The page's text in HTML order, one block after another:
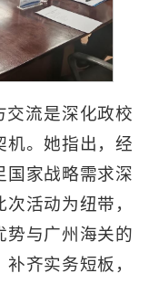
交流是深化政校
机。她指出，经
国家战略需求深
活动为纽带，
势与广州海关的
齐实务短板，